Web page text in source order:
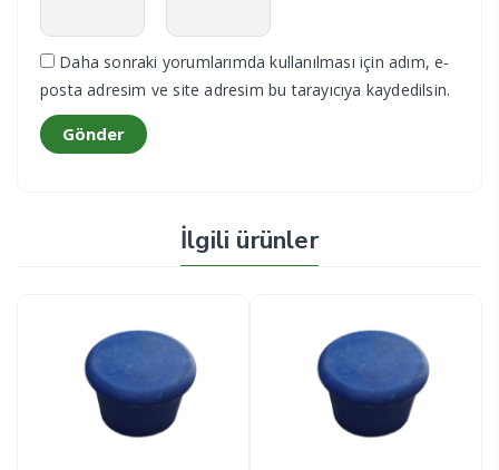
Daha sonraki yorumlarımda kullanılması için adım, e-
posta adresim ve site adresim bu tarayıcıya kaydedilsin.
İlgili ürünler